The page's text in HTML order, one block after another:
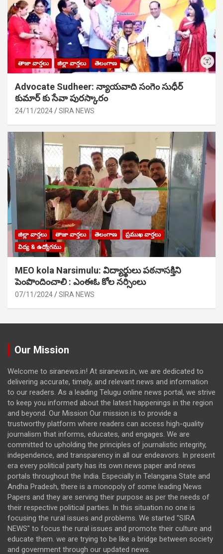
తాజా వార్తలు జిల్లా వార్తలు తెలంగాణ
Advocate Sudheer: న్యాయవాది సంగెం సుధీర్
కుమార్ కు సేవా పురస్కారం
24/11/2024 SIRA NEWS
జిల్లా వార్తలు తాజా వార్తలు తెలంగాణ
ప్రముఖ వార్తలు
విద్య & ఉద్యోగము
MEO kola Narsimulu: విద్యార్థులు పఠ‌నాసక్తిని
పెంపొందించాలి : ఎంఈఓ కోల నర్సింలు
07/11/2024 SIRA NEWS
Our Mission
Welcome to siranews.in! At siranews.in, we are dedicated to
delivering accurate, timely, and relevant news and information
to our readers. As a leading Telugu online news portal, we strive
to keep you informed about the latest happenings in the region
and beyond. Our Mission Our mission is to provide a
trustworthy platform where readers can access high-quality
journalism that informs, educates, and engages. We are
committed to upholding the principles of journalistic integrity,
independence, and transparency in all our endeavors. In present
era every political party has its own news paper and news
portals throughout the India. Especially in Telangana State and
Andha Pradesh, there is a monopoly of some leading News
Papers and they are serving their purpose as per the needs of
their respective political parties. In this situation no one is
focusing the rural issues and problems. We started "SIRA
NEWS" to focus the rural issues and promote their culture and
educate them. we are trying to be like a bridge between society
and government through our updated news.